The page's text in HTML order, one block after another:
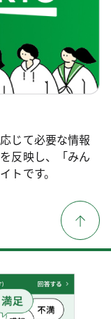
じて必要な情報
反映し、「みん
トです。